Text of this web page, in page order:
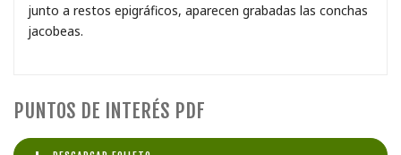
junto a restos epigráficos, aparecen grabadas las conchas
jacobeas.
PUNTOS DE INTERÉS PDF